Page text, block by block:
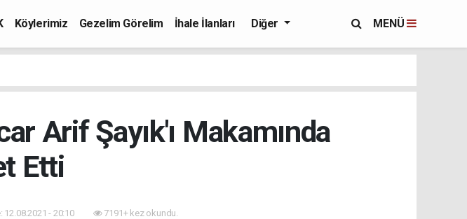
Köylerimiz Gezelim Görelim
İhale İlanları
Diğer MENÜ
Arif Şayık'ı Makamında
Etti
12.08.2021 - 20:10 7191+ kez okundu.